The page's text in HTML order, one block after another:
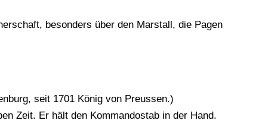
besonders über den Marstall, die Pagen
seit 1701 König von Preussen.)
Zeit. Er hält den Kommandostab in der Hand.